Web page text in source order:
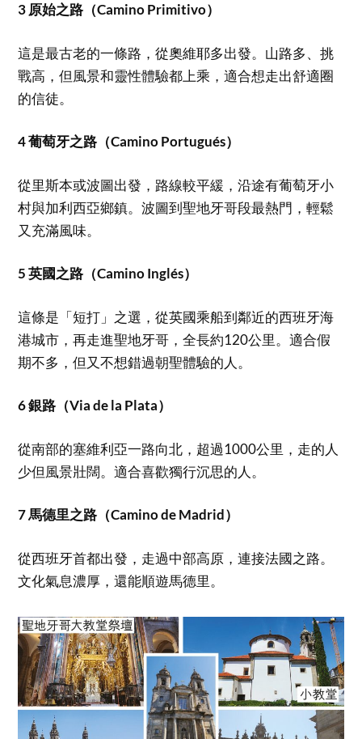
3 原始之路（Camino Primitivo）
這是最古老的一條路，從奧維耶多出發。山路多、挑
戰高，但風景和靈性體驗都上乘，適合想走出舒適圈
的信徒。
4 葡萄牙之路（Camino Portugués）
從里斯本或波圖出發，路線較平緩，沿途有葡萄牙小
村與加利西亞鄉鎮。波圖到聖地牙哥段最熱門，輕鬆
又充滿風味。
5 英國之路（Camino Inglés）
這條是「短打」之選，從英國乘船到鄰近的西班牙海
港城市，再走進聖地牙哥，全長約120公里。適合假
期不多，但又不想錯過朝聖體驗的人。
6 銀路（Via de la Plata）
從南部的塞維利亞一路向北，超過1000公里，走的人
少但風景壯闊。適合喜歡獨行沉思的人。
7 馬德里之路（Camino de Madrid）
從西班牙首都出發，走過中部高原，連接法國之路。
文化氣息濃厚，還能順遊馬德里。